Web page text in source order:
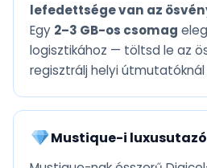
lefedettsége van az
Egy 2–3 GB-os csomag
logisztikához — töltsd le az
regisztrálj helyi
Mustique-i